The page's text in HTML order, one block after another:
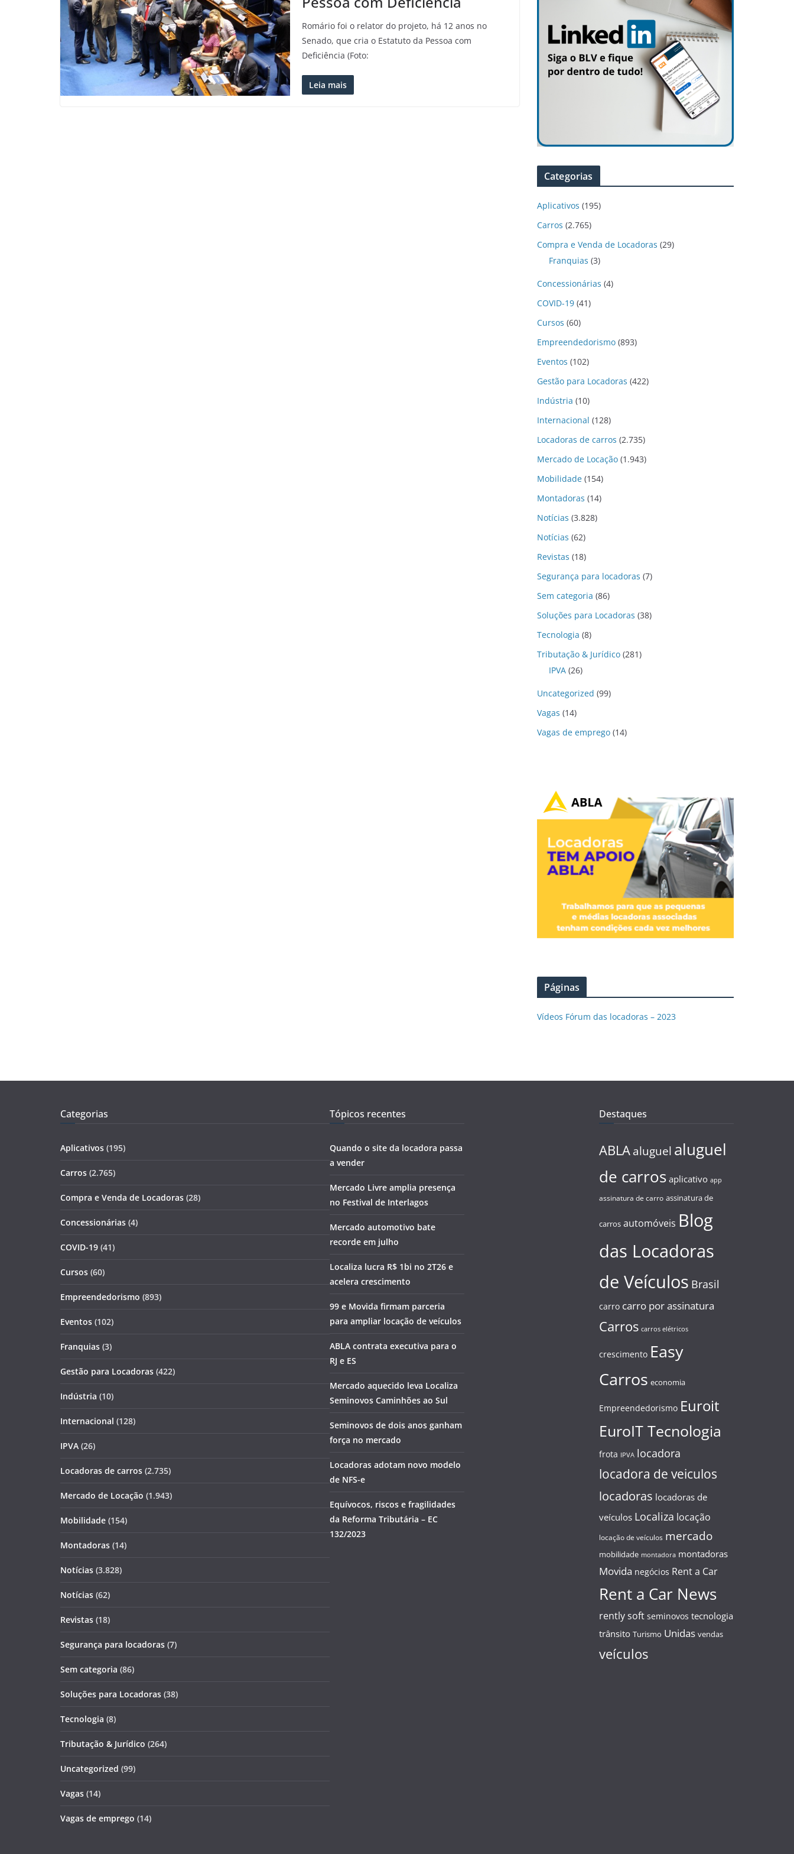
Romário foi o relator do projeto, há 12 anos no
Senado, que cria o Estatuto da Pessoa com
Deficiência (Foto:
Leia mais
Categorias
Aplicativos (195)
Carros (2.765)
Compra e Venda de Locadoras (29)
Franquias (3)
Concessionárias (4)
COVID-19 (41)
Cursos (60)
Empreendedorismo (893)
Eventos (102)
Gestão para Locadoras (422)
Indústria (10)
Internacional (128)
Locadoras de carros (2.735)
Mercado de Locação (1.943)
Mobilidade (154)
Montadoras (14)
Notícias (3.828)
Notícias (62)
Revistas (18)
Segurança para locadoras (7)
Sem categoria (86)
Soluções para Locadoras (38)
Tecnologia (8)
Tributação & Jurídico (281)
IPVA (26)
Uncategorized (99)
Vagas (14)
Vagas de emprego (14)
Páginas
Vídeos Fórum das locadoras – 2023
Categorias
Aplicativos (195)
Carros (2.765)
Compra e Venda de Locadoras (28)
Concessionárias (4)
COVID-19 (41)
Cursos (60)
Empreendedorismo (893)
Eventos (102)
Franquias (3)
Gestão para Locadoras (422)
Indústria (10)
Internacional (128)
IPVA (26)
Locadoras de carros (2.735)
Mercado de Locação (1.943)
Mobilidade (154)
Montadoras (14)
Notícias (3.828)
Notícias (62)
Revistas (18)
Segurança para locadoras (7)
Sem categoria (86)
Soluções para Locadoras (38)
Tecnologia (8)
Tributação & Jurídico (264)
Uncategorized (99)
Vagas (14)
Vagas de emprego (14)
Tópicos recentes
Quando o site da locadora passa
a vender
Mercado Livre amplia presença
no Festival de Interlagos
Mercado automotivo bate
recorde em julho
Localiza lucra R$ 1bi no 2T26 e
acelera crescimento
99 e Movida firmam parceria
para ampliar locação de veículos
ABLA contrata executiva para o
RJ e ES
Mercado aquecido leva Localiza
Seminovos Caminhões ao Sul
Seminovos de dois anos ganham
força no mercado
Locadoras adotam novo modelo
de NFS-e
Equívocos, riscos e fragilidades
da Reforma Tributária – EC
132/2023
Destaques
ABLA aluguel aluguel
de carros aplicativo app
assinatura de carro assinatura de
carros automóveis Blog
das Locadoras
de Veículos Brasil
carro carro por assinatura
Carros carros elétricos
crescimento Easy
Carros economia
Empreendedorismo Euroit
EuroIT Tecnologia
frota IPVA locadora
locadora de veiculos
locadoras locadoras de
veículos Localiza locação
locação de veículos mercado
mobilidade montadora montadoras
Movida negócios Rent a Car
Rent a Car News
rently soft seminovos tecnologia
trânsito Turismo Unidas vendas
veículos